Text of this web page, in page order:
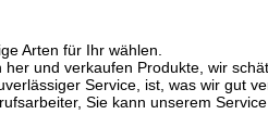
Arten für Ihr wählen.
und verkaufen Produkte, wir
Service, ist, was wir gut
Sie kann unserem